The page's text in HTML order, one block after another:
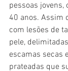
pessoas jovens,
40 anos. Assim
com lesões de
pele,
escamas secas
prateadas que